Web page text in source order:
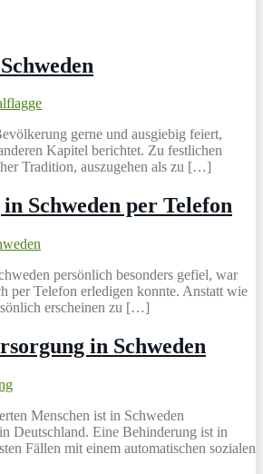
gerne und ausgiebig feiert,
Kapitel berichtet. Zu festlichen
Tradition, auszugehen als zu […]
Schweden per Telefon
persönlich besonders gefiel, war
per Telefon erledigen konnte. Anstatt wie
erscheinen zu […]
in Schweden
Menschen ist in Schweden
Deutschland. Eine Behinderung ist in
Fällen mit einem automatischen sozialen